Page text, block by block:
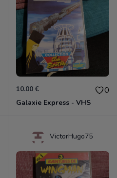
10.00 € 0
Galaxie Express - VHS
VictorHugo75